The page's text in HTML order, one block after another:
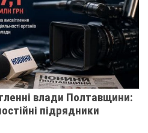
влади Полтавщини:
підрядники